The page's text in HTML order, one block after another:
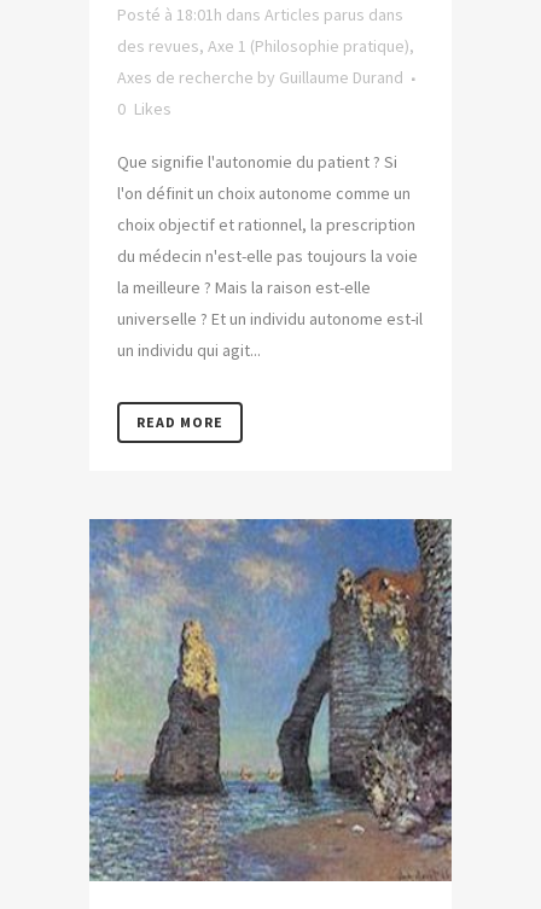
Posté à 18:01h dans Articles parus dans
des revues, Axe 1 (Philosophie pratique),
Axes de recherche by Guillaume Durand
0 Likes
Que signifie l'autonomie du patient ? Si
l'on définit un choix autonome comme un
choix objectif et rationnel, la prescription
du médecin n'est-elle pas toujours la voie
la meilleure ? Mais la raison est-elle
universelle ? Et un individu autonome est-il
un individu qui agit...
READ MORE